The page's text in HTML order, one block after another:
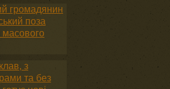
громадянин
поза
з
та без